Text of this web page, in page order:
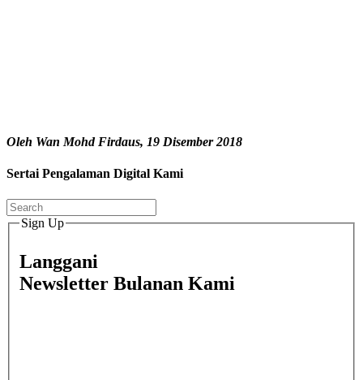
Oleh Wan Mohd Firdaus, 19 Disember 2018
Sertai Pengalaman Digital Kami
Sign Up
Langgani
Newsletter Bulanan Kami